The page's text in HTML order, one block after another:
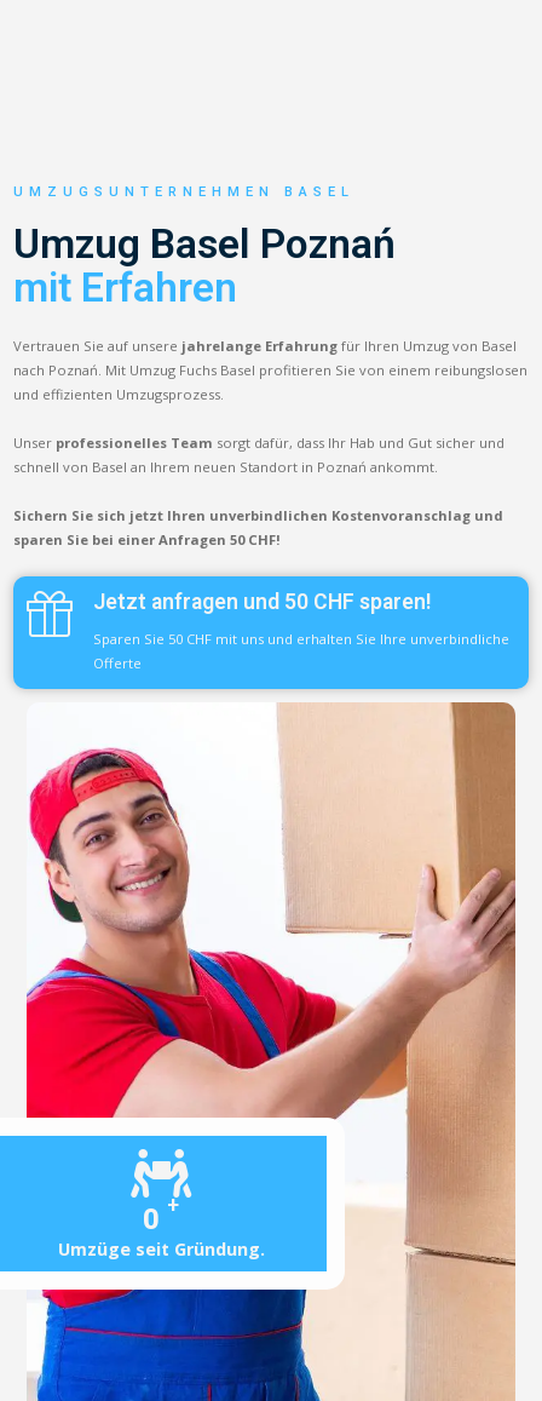
0 +
Umzüge seit Gründung.
UMZUGSUNTERNEHMEN BASEL
Umzug Basel Poznań
mit Erfahren
Vertrauen Sie auf unsere jahrelange Erfahrung für Ihren Umzug von Basel
nach Poznań. Mit Umzug Fuchs Basel profitieren Sie von einem reibungslosen
und effizienten Umzugsprozess.
Unser professionelles Team sorgt dafür, dass Ihr Hab und Gut sicher und
schnell von Basel an Ihrem neuen Standort in Poznań ankommt.
Sichern Sie sich jetzt Ihren unverbindlichen Kostenvoranschlag und
sparen Sie bei einer Anfragen 50 CHF!
Jetzt anfragen und 50 CHF sparen!
Sparen Sie 50 CHF mit uns und erhalten Sie Ihre unverbindliche
Offerte